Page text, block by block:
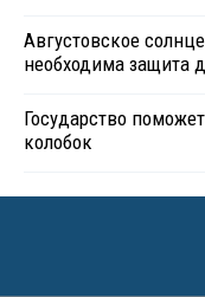
Августовское
необходима защита
Государство
колобок